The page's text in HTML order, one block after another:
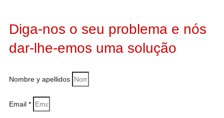
Diga-nos o seu problema e nós
dar-lhe-emos uma solução
Nombre y apellidos
Email *